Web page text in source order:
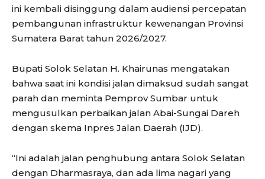
ini kembali disinggung dalam audiensi percepatan
pembangunan infrastruktur kewenangan Provinsi
Sumatera Barat tahun 2026/2027.
Bupati Solok Selatan H. Khairunas mengatakan
bahwa saat ini kondisi jalan dimaksud sudah sangat
parah dan meminta Pemprov Sumbar untuk
mengusulkan perbaikan jalan Abai-Sungai Dareh
dengan skema Inpres Jalan Daerah (IJD).
“Ini adalah jalan penghubung antara Solok Selatan
dengan Dharmasraya, dan ada lima nagari yang